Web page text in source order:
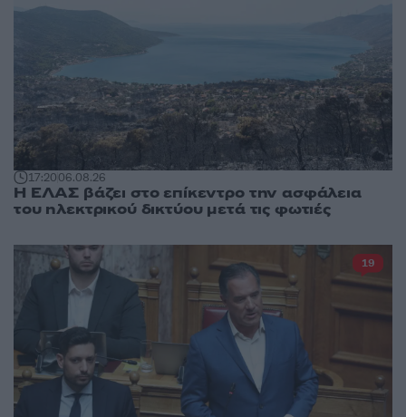
17:2006.08.26
Η ΕΛΑΣ βάζει στο επίκεντρο την ασφάλεια
του ηλεκτρικού δικτύου μετά τις φωτιές
19